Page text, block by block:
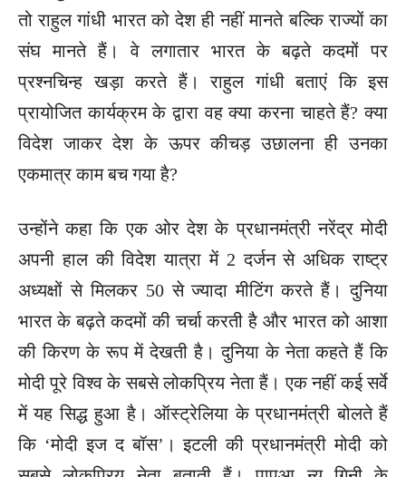
तो राहुल गांधी भारत को देश ही नहीं मानते बल्कि राज्यों का
संघ मानते हैं। वे लगातार भारत के बढ़ते कदमों पर
प्रश्नचिन्ह खड़ा करते हैं। राहुल गांधी बताएं कि इस
प्रायोजित कार्यक्रम के द्वारा वह क्या करना चाहते हैं? क्या
विदेश जाकर देश के ऊपर कीचड़ उछालना ही उनका
एकमात्र काम बच गया है?
उन्होंने कहा कि एक ओर देश के प्रधानमंत्री नरेंद्र मोदी
अपनी हाल की विदेश यात्रा में 2 दर्जन से अधिक राष्ट्र
अध्यक्षों से मिलकर 50 से ज्यादा मीटिंग करते हैं। दुनिया
भारत के बढ़ते कदमों की चर्चा करती है और भारत को आशा
की किरण के रूप में देखती है। दुनिया के नेता कहते हैं कि
मोदी पूरे विश्व के सबसे लोकप्रिय नेता हैं। एक नहीं कई सर्वे
में यह सिद्ध हुआ है। ऑस्ट्रेलिया के प्रधानमंत्री बोलते हैं
कि ‘मोदी इज द बॉस’। इटली की प्रधानमंत्री मोदी को